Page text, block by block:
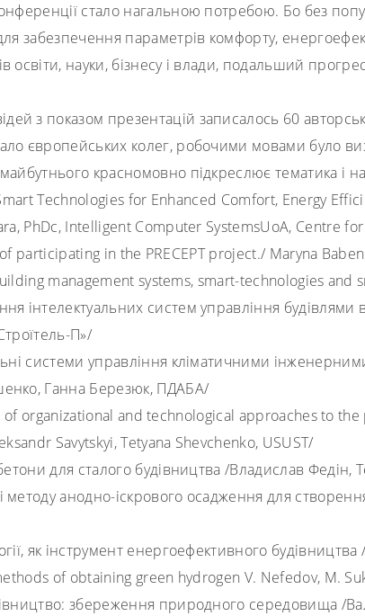
стало нагальною потребою. Бо без
забезпечення параметрів комфорту,
освіти, науки, бізнесу і влади, подальший
з показом презентацій записалось 60
європейських колег, робочими мовами було
красномовно підкреслює тематика і
Technologies for Enhanced Comfort, Energy
, PhDc, Intelligent Computer SystemsUoA, Centre
participating in the PRECEPT project./ Maryna
management systems, smart-technologies and
інтелектуальних систем управління
П»/
системи управління кліматичними
Ганна Березюк,ПДАБА/
of organizational and technological approaches to
Savytskyi, Tetyana Shevchenko, USUST/
для сталого будівництва/Владислав Федін,
анодно-іскрового осадження для
як інструмент енергоефективного
of obtaining green hydrogen V. Nefedov, M.
збереження природного середовища /